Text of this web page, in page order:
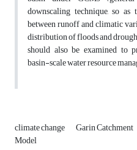
downscaling technique, so
between runoff and climatic
distribution of floods and
should also be examined to
basin-scale water resource
climate change Garin Catchment
Model